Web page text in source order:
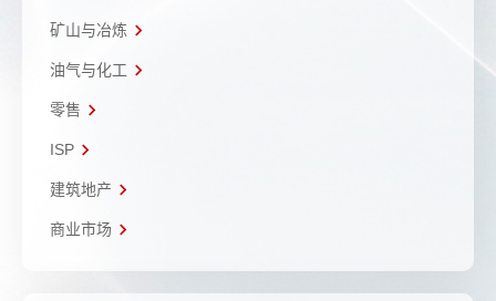
矿山与冶炼
油气与化工
零售
ISP
建筑地产
商业市场